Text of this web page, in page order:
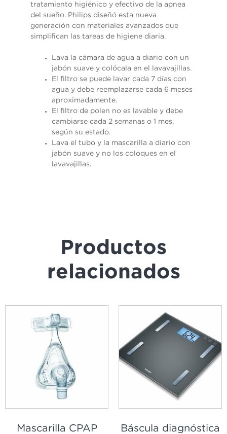
tratamiento higiénico y efectivo de la apnea
del sueño. Philips diseñó esta nueva
generación con materiales avanzados que
simplifican las tareas de higiene diaria.
Lava la cámara de agua a diario con un
jabón suave y colócala en el lavavajillas.
El filtro se puede lavar cada 7 días con
agua y debe reemplazarse cada 6 meses
aproximadamente.
El filtro de polen no es lavable y debe
cambiarse cada 2 semanas o 1 mes,
según su estado.
Lava el tubo y la mascarilla a diario con
jabón suave y no los coloques en el
lavavajillas.
Productos
relacionados
Mascarilla CPAP
Báscula diagnóstica